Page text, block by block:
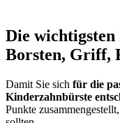
Die
Borsten, Griff,
Damit Sie sich für die
Kinderzahnbürste
Punkte